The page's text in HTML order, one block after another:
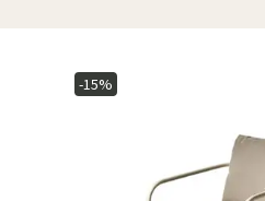
-15%